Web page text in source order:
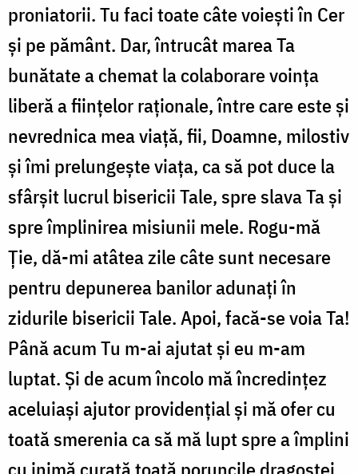
proniatorii. Tu faci toate câte voieşti în Cer
şi pe pământ. Dar, întrucât marea Ta
bunătate a chemat la colaborare voinţa
liberă a fiinţelor raţionale, între care este şi
nevrednica mea viaţă, fii, Doamne, milostiv
şi îmi prelungeşte viaţa, ca să pot duce la
sfârşit lucrul bisericii Tale, spre slava Ta şi
spre împlinirea misiunii mele. Rogu-mă
Ţie, dă-mi atâtea zile câte sunt necesare
pentru depunerea banilor adunaţi în
zidurile bisericii Tale. Apoi, facă-se voia Ta!
Până acum Tu m-ai ajutat şi eu m-am
luptat. Şi de acum încolo mă încredinţez
aceluiaşi ajutor providenţial şi mă ofer cu
toată smerenia ca să mă lupt spre a împlini